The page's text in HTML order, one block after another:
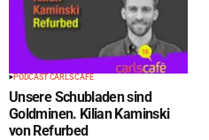
PODCAST CARLS CAFÉ
Unsere Schubladen sind
Goldminen. Kilian Kaminski
von Refurbed